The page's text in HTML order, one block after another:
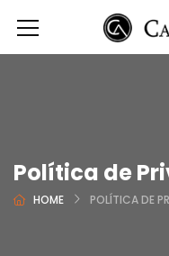
Política de
HOME POLÍTICA DE